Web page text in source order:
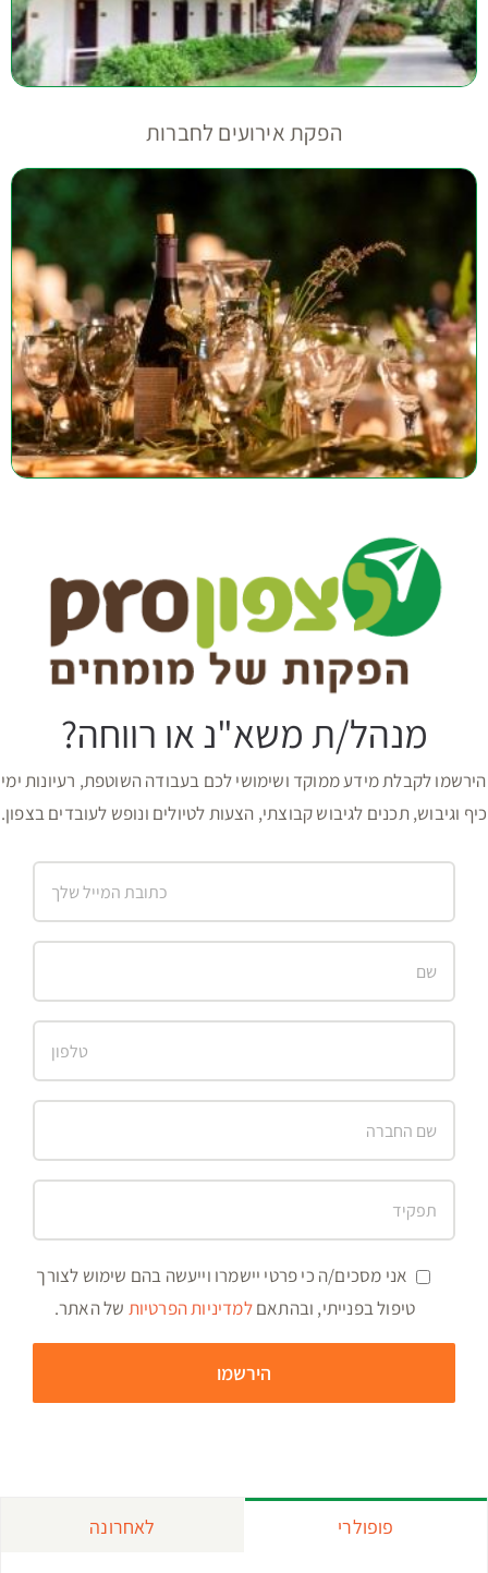
הפקת אירועים לחברות
מנהל/ת משא"נ או רווחה?
הירשמו לקבלת מידע ממוקד ושימושי לכם בעבודה השוטפת, רעיונות ימי
כיף וגיבוש, תכנים לגיבוש קבוצתי, הצעות לטיולים ונופש לעובדים בצפון.
אני מסכים/ה כי פרטי יישמרו וייעשה בהם שימוש לצורך
טיפול בפנייתי, ובהתאםלמדיניות הפרטיות של האתר.
פופולרי לאחרונה